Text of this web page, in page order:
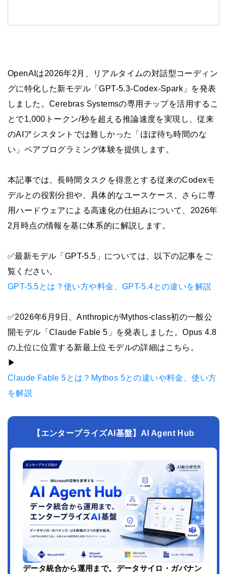
OpenAIは2026年2月、リアルタイムの対話型コーディン
グに特化した新モデル「GPT-5.3-Codex-Spark」を発表
しました。Cerebras Systemsの専用チップを活用するこ
とで1,000トークン/秒を超える推論速度を実現し、従来
のAIアシスタントでは難しかった「ほぼ待ち時間のな
い」ペアプログラミング体験を提供します。
本記事では、長時間タスクを得意とする従来のCodexモ
デルとの役割分担や、具体的なユースケース、さらに専
用ハードウェアによる高速化の仕組みについて、2026年
2月時点の情報を基に体系的に解説します。
✅最新モデル「GPT-5.5」については、以下の記事をご
覧ください。
GPT-5.5とは？使い方や料金、GPT-5.4との違いを解説
✅2026年6月9日、AnthropicがMythos-class初の一般公
開モデル「Claude Fable 5」を発表しました。Opus 4.8
の上位に位置する新最上位モデルの詳細はこちら。
▶︎
Claude Fable 5とは？Mythos 5との違いや料金、使い方
を解説
【エンタープライズAI基盤】AI Agent Hub
データ統合から運用まで。データサイロ・ガバナン